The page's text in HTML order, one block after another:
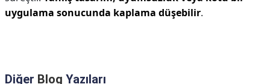
uygulama sonucunda kaplama düşebilir.
Diğer Blog Yazıları